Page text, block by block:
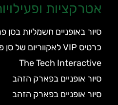
אטרקציות
סיור באופניים חשמליות בסן
כרטיס VIP לאקווריום של סן פרנסיסקו
The Tech Interactive
סיור אופניים בפארק הזהב
סיור אופניים בפארק הזהב